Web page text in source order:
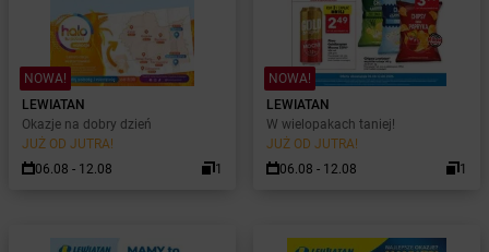
NOWA!
LEWIATAN
Okazje na dobry dzień
JUŻ OD JUTRA!
06.08 - 12.08
1
NOWA!
LEWIATAN
W wielopakach taniej!
JUŻ OD JUTRA!
06.08 - 12.08
1